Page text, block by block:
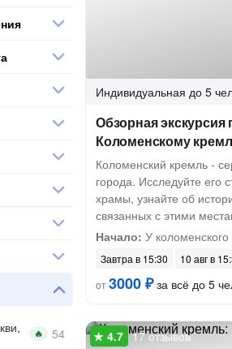
Индивидуальная до 5
Обзорная экскурсия
Коломенскому
Коломенский кремль -
города. Исследуйте его
храмы, узнайте об
связанных с этими
Начало: У коломенского
Завтра в 15:30
10 авг в
от3000 ₽за всё до 5
17 отзывов
🔥